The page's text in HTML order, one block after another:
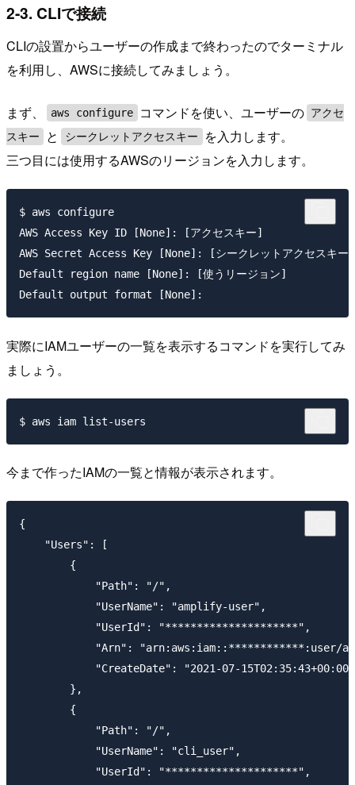
2-3. CLIで接続
CLIの設置からユーザーの作成まで終わったのでターミナル
を利用し、AWSに接続してみましょう。
まず、 aws configure コマンドを使い、ユーザーの アクセ
スキー
と シークレットアクセスキー
を入力します。
三つ目には使用するAWSのリージョンを入力します。
$ aws configure
AWS Access Key ID [None]: [アクセスキー]
AWS Secret Access Key [None]: [シークレットアクセスキー]
Default region name [None]: [使うリージョン]
実際にIAMユーザーの一覧を表示するコマンドを実行してみ
ましょう。
今まで作ったIAMの一覧と情報が表示されます。
{
    "Users": [
        {
            "Path": "/",
            "UserName": "amplify-user",
            "UserId": "*********************",
"Arn": "arn:aws:iam::************:user/
            "CreateDate": "2021-07-15T02:35:43+00:00"
        },
        {
            "Path": "/",
            "UserName": "cli_user",
            "UserId": "*********************",